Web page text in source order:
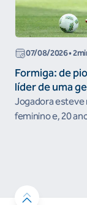
07/08/2026•
Formiga: de
líder de uma
Jogadora esteve
feminino e, 20